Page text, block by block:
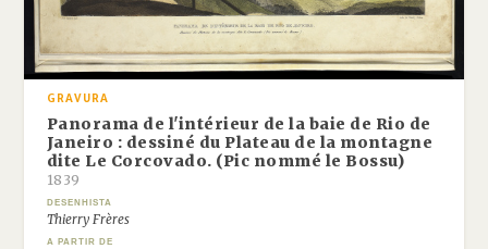
GRAVURA
Panorama de l'intérieur de la baie de Rio de
Janeiro : dessiné du Plateau de la montagne
dite Le Corcovado. (Pic nommé le Bossu)
1839
DESENHISTA
Thierry Frères
A PARTIR DE